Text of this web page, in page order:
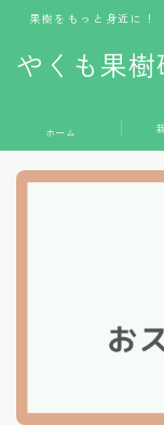
やくも果
果樹をもっと身近に！
MENU
ホーム
おススメア
お問い合わせ
ホーム